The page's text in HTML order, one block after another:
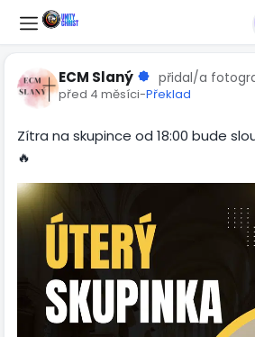
ECM Slaný přidal/a
před 4 měsíci-Překlad
Zítra na skupince od 18:00 bude
🔥